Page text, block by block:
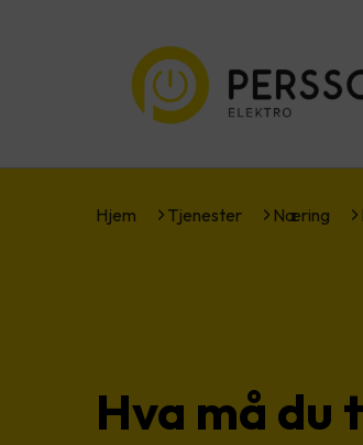
Hjem Tjenester Næring
Hva må du